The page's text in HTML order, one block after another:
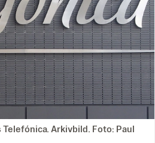
Arkivbild. Foto: Paul